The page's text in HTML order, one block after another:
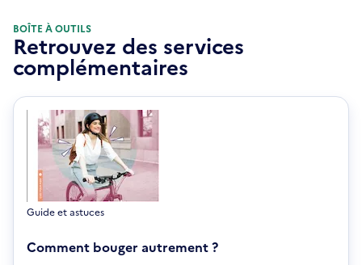
BOÎTE À OUTILS
Retrouvez des services
complémentaires
Guide et astuces
Comment bouger autrement ?